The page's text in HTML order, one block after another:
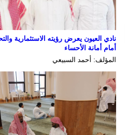
نادي العيون يعرض رؤيته الاستثمارية
أمام أمانة الأحساء
المؤلف: أحمد السبيعي